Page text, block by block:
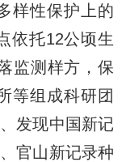
样性保护上的
依托12公顷生
监测样方，保
等组成科研团
发现中国新记
官山新记录种